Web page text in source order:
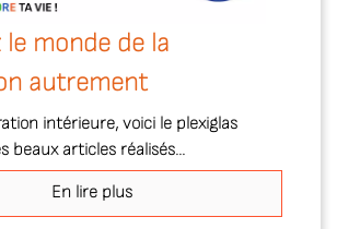
Bienvenue sur le blog
Plexifolies lance avec son site
vous apportera des commentaires...